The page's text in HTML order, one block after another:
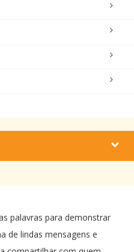
palavras para demonstrar
de lindas mensagens e